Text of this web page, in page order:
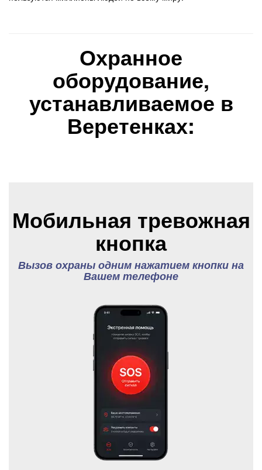
Охранное
оборудование,
устанавливаемое в
Веретенках:
Мобильная тревожная
кнопка
Вызов охраны одним нажатием кнопки на
Вашем телефоне